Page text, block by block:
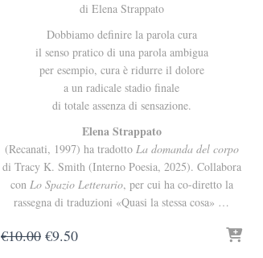
di Elena Strappato
Dobbiamo definire la parola cura
il senso pratico di una parola ambigua
per esempio, cura è ridurre il dolore
a un radicale stadio finale
di totale assenza di sensazione.
Elena Strappato
(Recanati, 1997) ha tradotto La domanda del corpo
di Tracy K. Smith (Interno Poesia, 2025). Collabora
con Lo Spazio Letterario, per cui ha co-diretto la
rassegna di traduzioni «Quasi la stessa cosa» …
€10.00 Il
€9.50Il